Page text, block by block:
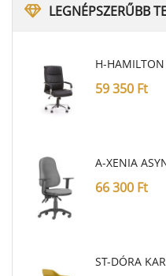
LEGNÉPSZERŰBB
H-HAMILTON
59 350 Ft
A-XENIA
66 300 Ft
ST-DÓRA